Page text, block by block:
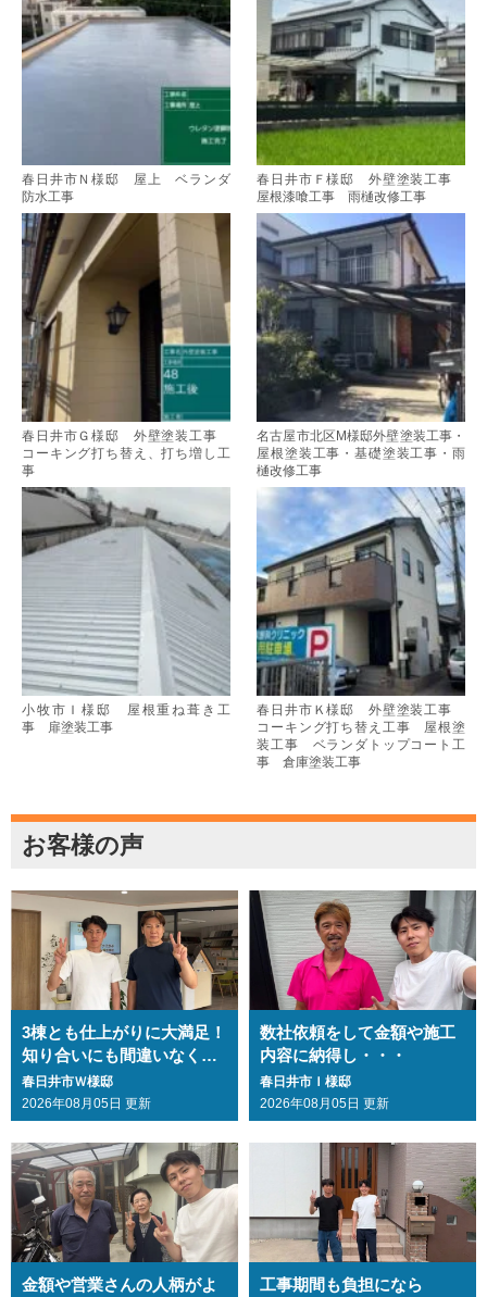
春日井市Ｎ様邸 屋上 ベランダ
防水工事
春日井市Ｆ様邸 外壁塗装工事
屋根漆喰工事 雨樋改修工事
春日井市Ｇ様邸 外壁塗装工事
コーキング打ち替え、打ち増し工
事
名古屋市北区M様邸外壁塗装工事・
屋根塗装工事・基礎塗装工事・雨
樋改修工事
小牧市Ｉ様邸 屋根重ね葺き工
事 扉塗装工事
春日井市Ｋ様邸 外壁塗装工事
コーキング打ち替え工事 屋根塗
装工事 ベランダトップコート工
事 倉庫塗装工事
お客様の声
3棟とも仕上がりに大満足！
知り合いにも間違いなくお
勧めします・・・
春日井市Ｗ様邸
2026年08月05日 更新
数社依頼をして金額や施工
内容に納得し・・・
春日井市Ｉ様邸
2026年08月05日 更新
金額や営業さんの人柄がよ
工事期間も負担になら